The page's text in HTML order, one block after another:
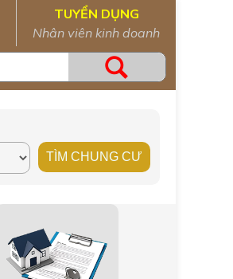
TUYỂN DỤNG
Nhân viên kinh doanh